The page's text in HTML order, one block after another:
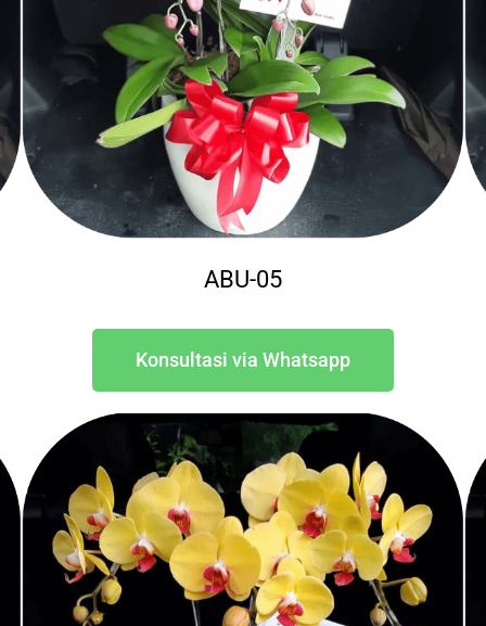
ABU-05
Konsultasi via Whatsapp